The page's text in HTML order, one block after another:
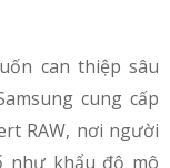
can thiệp sâu
cung cấp
RAW, nơi người
như khẩu độ mô